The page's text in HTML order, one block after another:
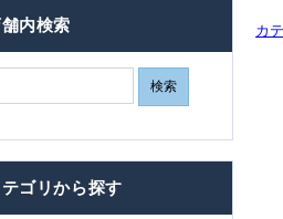
舗内検索
テゴリから探す
カ